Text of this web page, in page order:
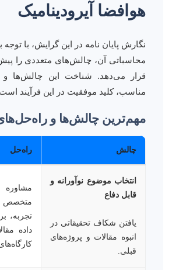
هوافضا آیرودینامیک
نگارش پایان نامه در این گرایش، با توجه
محاسباتی آن، چالش‌های متعددی را
قرار می‌دهد. شناخت این چالش‌ها و
مناسب، کلید موفقیت در این فرآیند
مهم‌ترین چالش‌ها و
چالش راه‌حل
انتخاب موضوع نوآورانه و
قابل دفاع
یافتن شکاف تحقیقاتی در
انبوه مقالات و پروژه‌های
قبلی.
متخصص
تجربه،
داده